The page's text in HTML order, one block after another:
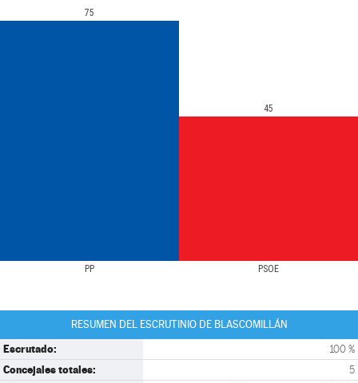
PP PSOE
75
45
RESUMEN DEL ESCRUTINIO DE BLASCOMILLÁN
Escrutado: 100 %
Concejales totales: 5